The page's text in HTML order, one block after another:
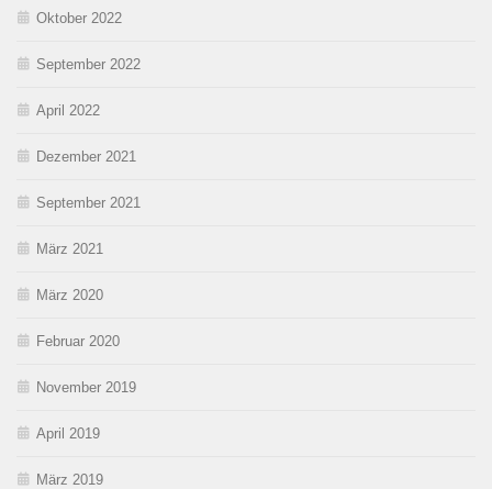
Oktober 2022
September 2022
April 2022
Dezember 2021
September 2021
März 2021
März 2020
Februar 2020
November 2019
April 2019
März 2019